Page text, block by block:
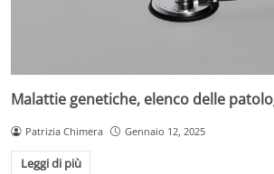
Malattie genetiche, elenco delle
Patrizia Chimera Gennaio 12, 2025
Leggi di più